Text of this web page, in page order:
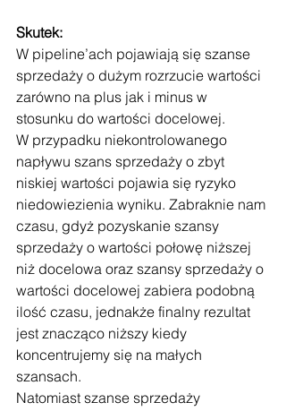
Skutek:
W pipeline’ach pojawiają się szanse
sprzedaży o dużym rozrzucie wartości
zarówno na plus jak i minus w
stosunku do wartości docelowej.
W przypadku niekontrolowanego
napływu szans sprzedaży o zbyt
niskiej wartości pojawia się ryzyko
niedowiezienia wyniku. Zabraknie nam
czasu, gdyż pozyskanie szansy
sprzedaży o wartości połowę niższej
niż docelowa oraz szansy sprzedaży o
wartości docelowej zabiera podobną
ilość czasu, jednakże finalny rezultat
jest znacząco niższy kiedy
koncentrujemy się na małych
szansach.
Natomiast szanse sprzedaży